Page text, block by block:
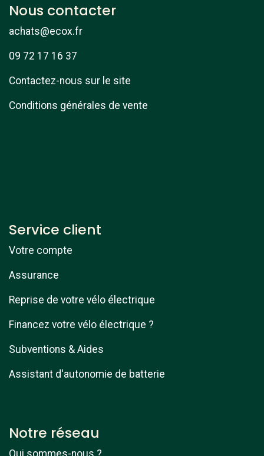
Nous contacter
achats@ecox.fr
09 72 17 16 37
Contactez-nous sur le site
Conditions générales de vente
Service client
Votre compte
Assurance
Reprise de votre vélo électrique
Financez votre vélo électrique ?
Subventions & Aides
Assistant d'autonomie de batterie
Notre réseau